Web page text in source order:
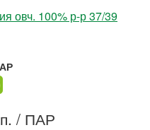
овч. 100% р-р 37/39
/ ПАР